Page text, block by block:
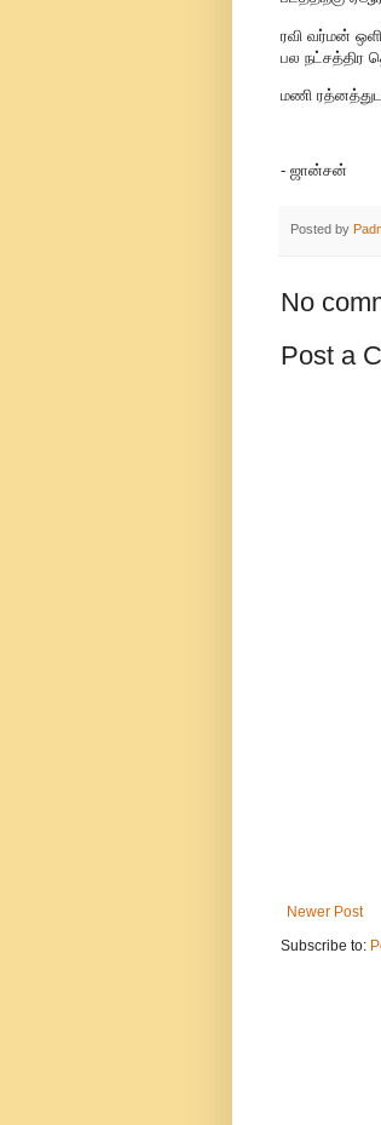
ரவி வர்மன்
பல நட்சத்திர
மணி
- ஜான்சன்
Posted by
No
Post a
Newer Post
Subscribe to: